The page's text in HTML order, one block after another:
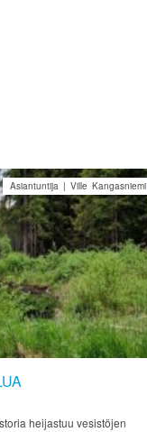
Asiantuntija | Ville Kangasniemi
heijastuu vesistöjen